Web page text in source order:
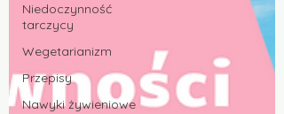
Niedoczynność
tarczycy
Wegetarianizm
Przepisy
Nawyki żywieniowe